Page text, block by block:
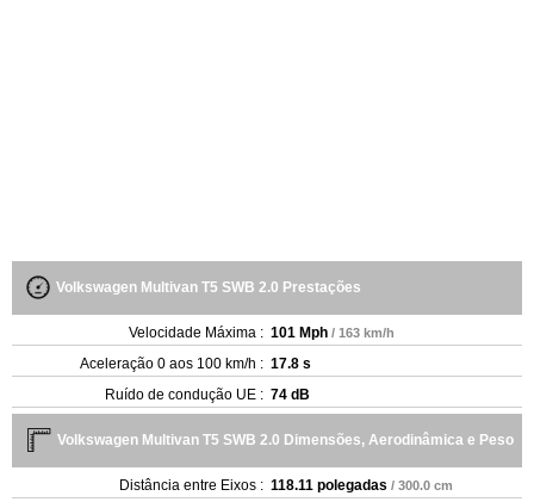
Volkswagen Multivan T5 SWB 2.0 Prestações
Velocidade Máxima : 101 Mph / 163 km/h
Aceleração 0 aos 100 km/h : 17.8 s
Ruído de condução UE : 74 dB
Volkswagen Multivan T5 SWB 2.0 Dimensões, Aerodinâmica e Peso
Distância entre Eixos : 118.11 polegadas / 300.0 cm